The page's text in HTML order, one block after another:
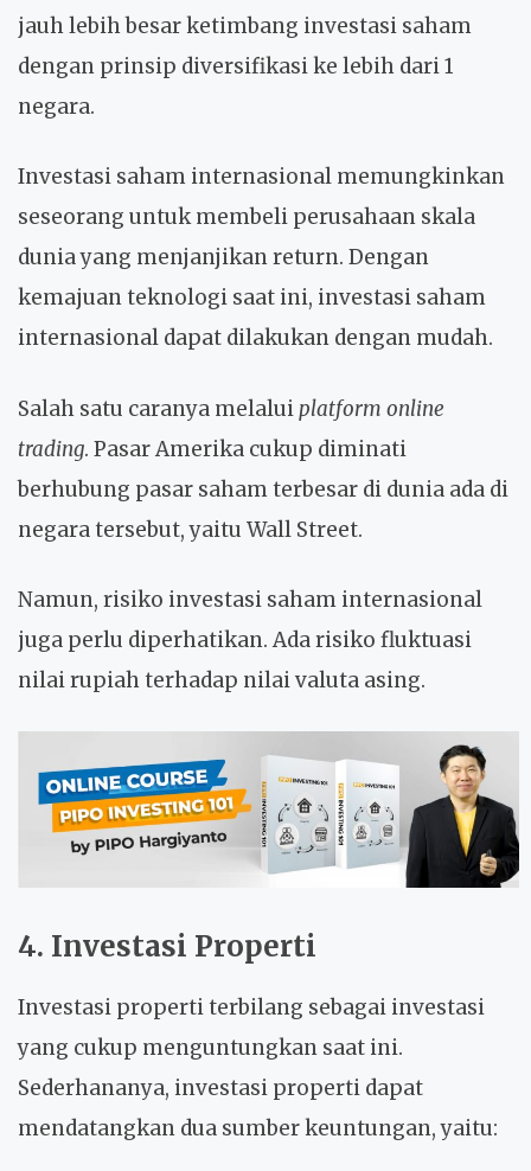
jauh lebih besar ketimbang investasi saham
dengan prinsip diversifikasi ke lebih dari 1
negara.
Investasi saham internasional memungkinkan
seseorang untuk membeli perusahaan skala
dunia yang menjanjikan return. Dengan
kemajuan teknologi saat ini, investasi saham
internasional dapat dilakukan dengan mudah.
Salah satu caranya melaluiplatform online
trading. Pasar Amerika cukup diminati
berhubung pasar saham terbesar di dunia ada di
negara tersebut, yaitu Wall Street.
Namun, risiko investasi saham internasional
juga perlu diperhatikan. Ada risiko fluktuasi
nilai rupiah terhadap nilai valuta asing.
4. Investasi Properti
Investasi properti terbilang sebagai investasi
yang cukup menguntungkan saat ini.
Sederhananya, investasi properti dapat
mendatangkan dua sumber keuntungan, yaitu: